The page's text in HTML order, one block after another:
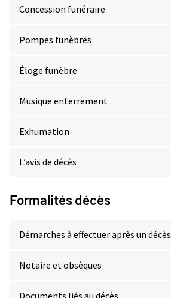
Concession funéraire
Pompes funèbres
Éloge funèbre
Musique enterrement
Exhumation
L’avis de décès
Formalités décès
Démarches à effectuer après un décès
Notaire et obsèques